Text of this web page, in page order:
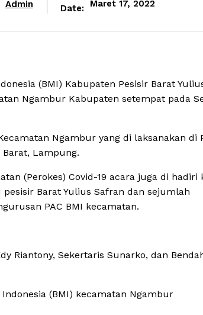
Admin Date: Maret 17, 2022
(BMI) Kabupaten Pesisir Barat
Ngambur Kabupaten setempat pada
Ngambur yang di laksanakan di
Lampung.
(Perokes) Covid-19 acara juga di hadiri
pesisir Barat Yulius Safran dan sejumlah
PAC BMI kecamatan.
Riantony, Sekertaris Sunarko, dan
(BMI) kecamatan Ngambur